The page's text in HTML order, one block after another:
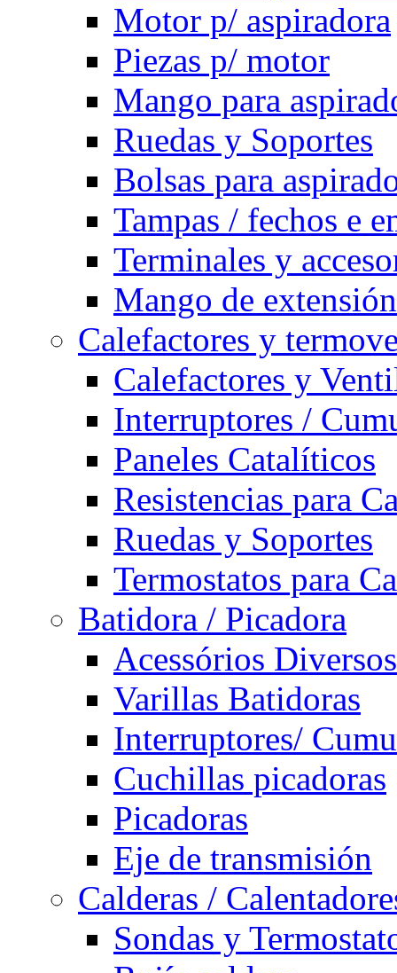
Motor p/ aspiradora
Piezas p/ motor
Mango para
Ruedas y Soportes
Bolsas para
Tampas / fechos e
Terminales y
Mango de
Calefactores y
Calefactores y
Interruptores /
Paneles Catalíticos
Resistencias para
Ruedas y Soportes
Termostatos para
Batidora / Picadora
Acessórios Diversos
Varillas Batidoras
Interruptores/
Cuchillas picadoras
Picadoras
Eje de transmisión
Calderas /
Sondas y